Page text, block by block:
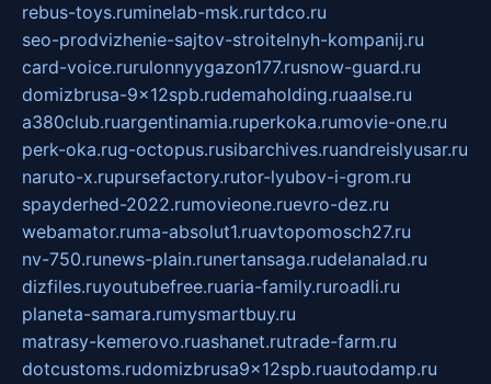
rebus-toys.ruminelab-msk.rurtdco.ru
seo-prodvizhenie-sajtov-stroitelnyh-kompanij.ru
card-voice.rurulonnyygazon177.rusnow-guard.ru
domizbrusa-9x12spb.rudemaholding.ruaalse.ru
a380club.ruargentinamia.ruperkoka.rumovie-one.ru
perk-oka.rug-octopus.rusibarchives.ruandreislyusar.ru
naruto-x.rupursefactory.rutor-lyubov-i-grom.ru
spayderhed-2022.rumovieone.ruevro-dez.ru
webamator.ruma-absolut1.ruavtopomosch27.ru
nv-750.runews-plain.runertansaga.rudelanalad.ru
dizfiles.ruyoutubefree.ruaria-family.ruroadli.ru
planeta-samara.rumysmartbuy.ru
matrasy-kemerovo.ruashanet.rutrade-farm.ru
dotcustoms.rudomizbrusa9x12spb.ruautodamp.ru